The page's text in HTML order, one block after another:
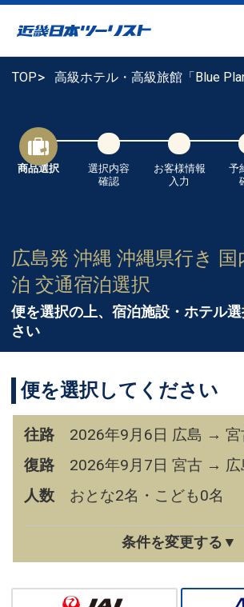
TOP 高級ホテル・高級旅館「Blue
商品選択
選択内容
確認
お客様情報
入力
予
広島発 沖縄 沖縄県行き 国
泊 交通宿泊選択
便を選択の上、宿泊施設・ホテル
さい
便を選択してください
往路
2026年9月6日 広島 → 宮
復路
2026年9月7日 宮古 → 広
人数
おとな2名・こども0名
条件を変更する▼